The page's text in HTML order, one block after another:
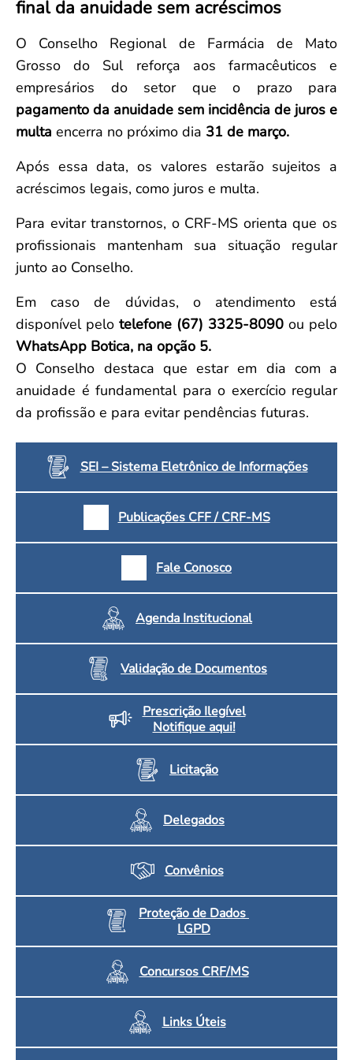
Convenção Coletiva 2025/2026 – Piso salarial Farmácias e Drogaria
Calendário Eleitoral
Candidatos
Votação
Dúvidas Frequentes
Eleições Anteriores
final da anuidade sem acréscimos
O Conselho Regional de Farmácia de Mato
Grosso do Sul reforça aos farmacêuticos e
empresários do setor que o prazo para
pagamento da anuidade sem incidência de juros e
multa encerra no próximo dia 31 de março.
Após essa data, os valores estarão sujeitos a
acréscimos legais, como juros e multa.
Para evitar transtornos, o CRF-MS orienta que os
profissionais mantenham sua situação regular
junto ao Conselho.
Em caso de dúvidas, o atendimento está
disponível pelo telefone (67) 3325-8090 ou pelo
WhatsApp Botica, na opção 5.
O Conselho destaca que estar em dia com a
anuidade é fundamental para o exercício regular
da profissão e para evitar pendências futuras.
SEI – Sistema Eletrônico de Informações
Publicações CFF / CRF-MS
Fale Conosco
Agenda Institucional
Validação de Documentos
Prescrição Ilegível
Notifique aqui!
Licitação
Delegados
Convênios
Proteção de Dados
LGPD
Concursos CRF/MS
Links Úteis